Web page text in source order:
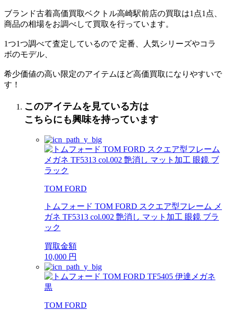
ブランド古着高価買取ベクトル高崎駅前店の買取は1点1点、
商品の相場をお調べして買取を行っています。
1つ1つ調べて査定しているので 定番、人気シリーズやコラ
ボのモデル、
希少価値の高い限定のアイテムほど高価買取になりやすいで
す！
このアイテムを見ている方は
こちらにも興味を持っています
TOM FORD
トムフォード TOM FORD スクエア型フレーム メ
ガネ TF5313 col.002 艶消し マット加工 眼鏡 ブラ
ック
買取金額
10,000 円
TOM FORD